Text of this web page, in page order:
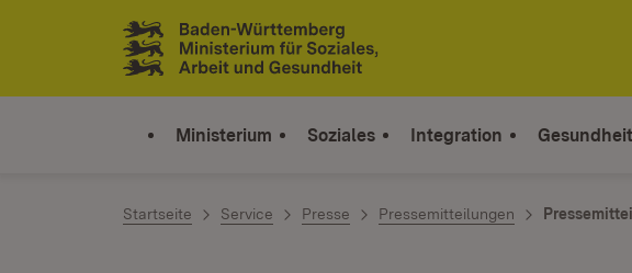
Zum Inhalt springen
Link zur Startseite
Ministerium Soziales Integration
Startseite Service Presse Pressemitteilungen